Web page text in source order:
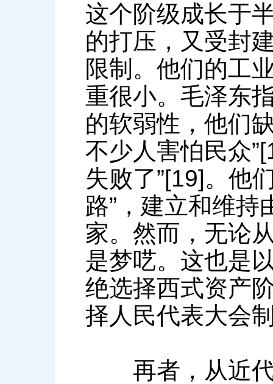
这个阶级成长于
的打压，又受封
限制。他们的工
重很小。毛泽东
的软弱性，他们
不少人害怕民众
失败了”[19]。他
路”，建立和维
家。然而，无论
是梦呓。这也是
绝选择西式资产
择人民代表大会
再者，从近代